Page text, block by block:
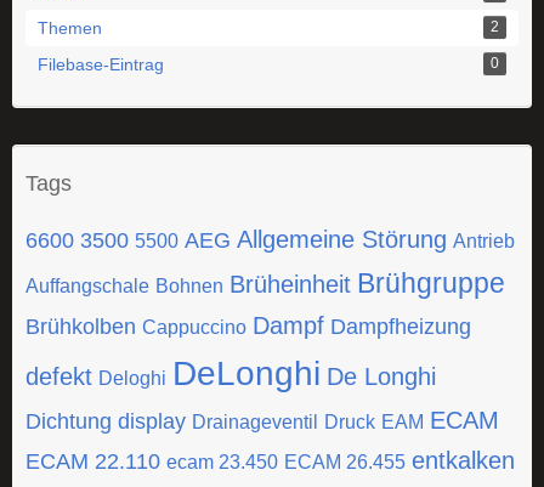
Themen 2
Filebase-Eintrag 0
Tags
6600 3500 5500 AEG Allgemeine Störung Antrieb
Auffangschale Bohnen Brüheinheit Brühgruppe
Brühkolben Cappuccino Dampf Dampfheizung
defekt Deloghi DeLonghi De Longhi
Dichtung display Drainageventil Druck EAM ECAM
ECAM 22.110 ecam 23.450 ECAM 26.455 entkalken